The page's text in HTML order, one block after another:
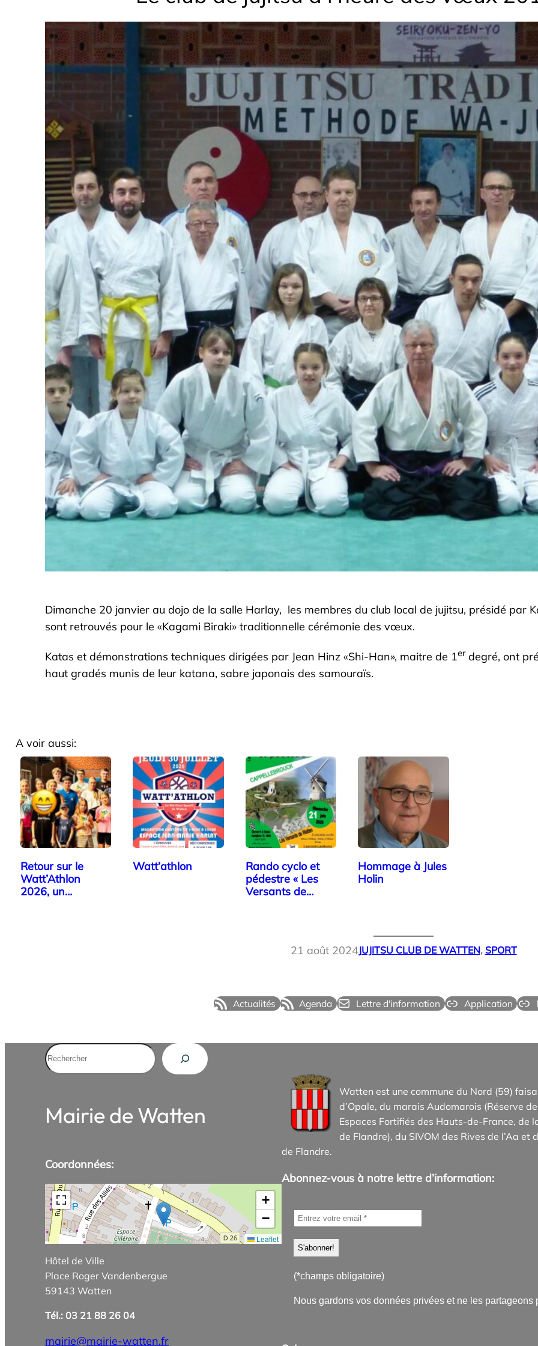
Dimanche 20 janvier au dojo de la salle Harlay, les membres du club local de jujitsu, présidé par
sont retrouvés pour le «Kagami Biraki» traditionnelle cérémonie des vœux.
Katas et démonstrations techniques dirigées par Jean Hinz «Shi-Han», maitre de 1erdegré, ont
haut gradés munis de leur katana, sabre japonais des samouraïs.
A voir aussi:
Retour sur le
Watt’Athlon
2026, un
Watt’athlon
Rando cyclo et
pédestre « Les
Versants de
Hommage à Jules
Holin
21 août 2024JUJITSU CLUB DE WATTEN, SPORT
Actualités Agenda Lettre d'information Application
Rechercher
Mairie de Watten
Coordonnées:
+
−
Leaflet
Hôtel de Ville
Place Roger Vandenbergue
59143 Watten
Tél.: 03 21 88 26 04
mairie@mairie-watten.fr
Watten est une commune du Nord (59)
d’Opale, du marais Audomarois (Réserve
Espaces Fortifiés des Hauts-de-France, de
de Flandre), du SIVOM des Rives de l’Aa et
de Flandre.
Abonnez-vous à notre lettre d’information:
(*champs obligatoire)
Nous gardons vos données privées et ne les partageons